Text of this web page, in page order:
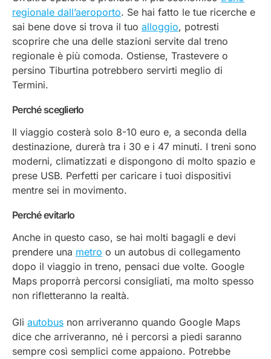
regionale dall’aeroporto. Se hai fatto le tue ricerche e
sai bene dove si trova il tuo alloggio, potresti
scoprire che una delle stazioni servite dal treno
regionale è più comoda. Ostiense, Trastevere o
persino Tiburtina potrebbero servirti meglio di
Termini.
Perché sceglierlo
Il viaggio costerà solo 8-10 euro e, a seconda della
destinazione, durerà tra i 30 e i 47 minuti. I treni sono
moderni, climatizzati e dispongono di molto spazio e
prese USB. Perfetti per caricare i tuoi dispositivi
mentre sei in movimento.
Perché evitarlo
Anche in questo caso, se hai molti bagagli e devi
prendere una metro o un autobus di collegamento
dopo il viaggio in treno, pensaci due volte. Google
Maps proporrà percorsi consigliati, ma molto spesso
non rifletteranno la realtà.
Gli autobus non arriveranno quando Google Maps
dice che arriveranno, né i percorsi a piedi saranno
sempre così semplici come appaiono. Potrebbe